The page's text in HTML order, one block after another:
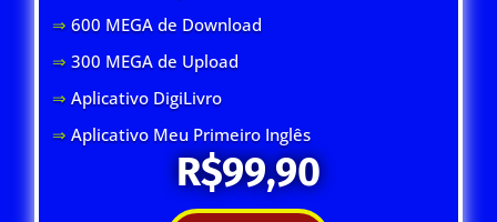
⇒ 600 MEGA de Download
⇒300 MEGA de Upload
⇒Aplicativo DigiLivro
⇒Aplicativo Meu Primeiro Inglês
R$99,90